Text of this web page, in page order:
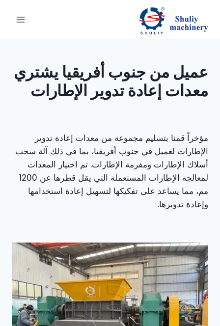
المحتوى
عميل من جنوب أفريقيا يشتري
معدات إعادة تدوير الإطارات
مؤخراً قمنا بتسليم مجموعة من معدات إعادة تدوير
الإطارات لعميل في جنوب أفريقيا، بما في ذلك آلة سحب
أسلاك الإطارات ومفرمة الإطارات. تم اختيار المعدات
لمعالجة الإطارات المستعملة التي يقل قطرها عن 1200
مم، مما يساعد على تفكيكها لتسهيل إعادة استخدامها
وإعادة تدويرها.